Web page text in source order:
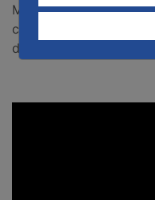
Madrid is one of the
construction and
development of urban